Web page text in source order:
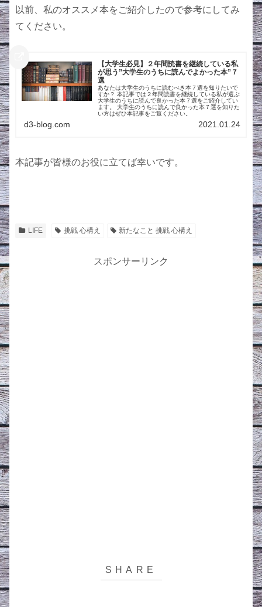
以前、私のオススメ本をご紹介したので参考にしてみ
てください。
【大学生必見】２年間読書を継続している私
が思う”大学生のうちに読んでよかった本”７
選
あなたは大学生のうちに読むべき本７選を知りたいで
すか？ 本記事では２年間読書を継続している私が選ぶ
大学生のうちに読んで良かった本７選をご紹介してい
ます。 大学生のうちに読んで良かった本７選を知りた
い方はぜひ本記事をご覧ください。
d3-blog.com 2021.01.24
本記事が皆様のお役に立てば幸いです。
LIFE 挑戦 心構え 新たなこと 挑戦 心構え
スポンサーリンク